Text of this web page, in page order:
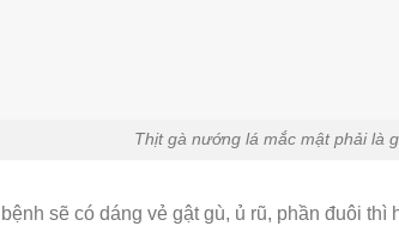
Thịt gà nướng lá mắc mật phải là
sẽ có dáng vẻ gật gù, ủ rũ, phần đuôi